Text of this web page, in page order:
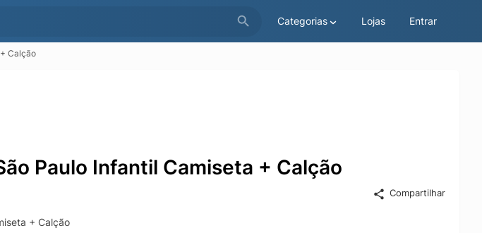
Categorias Lojas Entrar
Calção
Paulo Infantil Camiseta + Calção
Compartilhar
+ Calção